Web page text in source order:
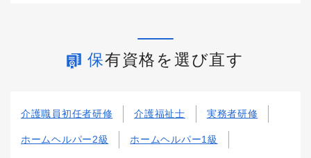
保有資格を選び直す
介護職員初任者研修 介護福祉士 実務者研修
ホームヘルパー2級 ホームヘルパー1級